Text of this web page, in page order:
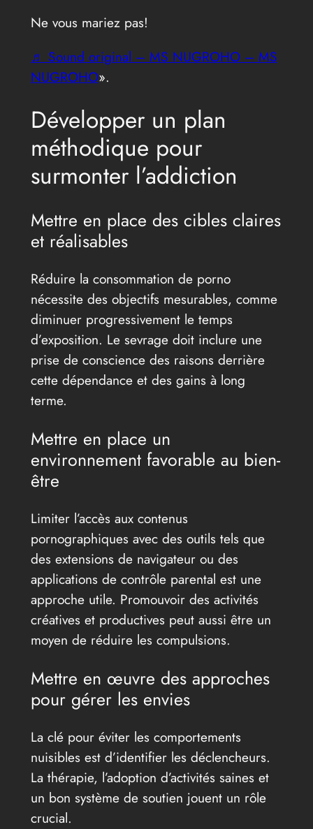
Ne vous mariez pas!
♬ Sound original – MS NUGROHO – MS
NUGROHO».
Développer un plan
méthodique pour
surmonter l’addiction
Mettre en place des cibles claires
et réalisables
Réduire la consommation de porno
nécessite des objectifs mesurables, comme
diminuer progressivement le temps
d’exposition. Le sevrage doit inclure une
prise de conscience des raisons derrière
cette dépendance et des gains à long
terme.
Mettre en place un
environnement favorable au bien-
être
Limiter l’accès aux contenus
pornographiques avec des outils tels que
des extensions de navigateur ou des
applications de contrôle parental est une
approche utile. Promouvoir des activités
créatives et productives peut aussi être un
moyen de réduire les compulsions.
Mettre en œuvre des approches
pour gérer les envies
La clé pour éviter les comportements
nuisibles est d’identifier les déclencheurs.
La thérapie, l’adoption d’activités saines et
un bon système de soutien jouent un rôle
crucial.